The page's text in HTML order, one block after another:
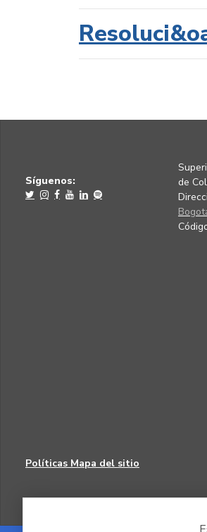
Síguenos:
de
Políticas Mapa del sitio